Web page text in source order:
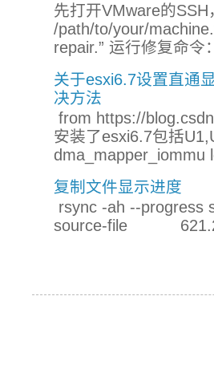
先打开VMware的
/path/to/your/
repair.” 运行修复命
关于esxi6.7设置直通
决方法
from https://
安装了esxi6.7包括
dma_mapper_iommu
复制文件显示进度
rsync -ah --
source-file